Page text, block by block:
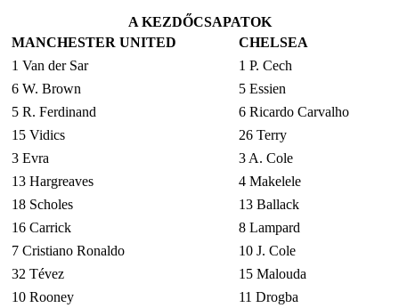
A KEZDŐCSAPATOK
MANCHESTER UNITED
CHELSEA
1 Van der Sar
1 P. Cech
6 W. Brown
5 Essien
5 R. Ferdinand
6 Ricardo Carvalho
15 Vidics
26 Terry
3 Evra
3 A. Cole
13 Hargreaves
4 Makelele
18 Scholes
13 Ballack
16 Carrick
8 Lampard
7 Cristiano Ronaldo
10 J. Cole
32 Tévez
15 Malouda
10 Rooney
11 Drogba